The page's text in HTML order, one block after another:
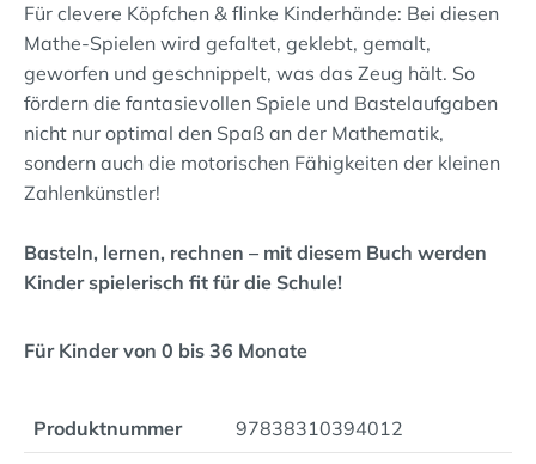
Für clevere Köpfchen & flinke Kinderhände: Bei diesen
Mathe-Spielen wird gefaltet, geklebt, gemalt,
geworfen und geschnippelt, was das Zeug hält. So
fördern die fantasievollen Spiele und Bastelaufgaben
nicht nur optimal den Spaß an der Mathematik,
sondern auch die motorischen Fähigkeiten der kleinen
Zahlenkünstler!
Basteln, lernen, rechnen – mit diesem Buch werden
Kinder spielerisch fit für die Schule!
Für Kinder von 0 bis 36 Monate
Produktnummer 97838310394012